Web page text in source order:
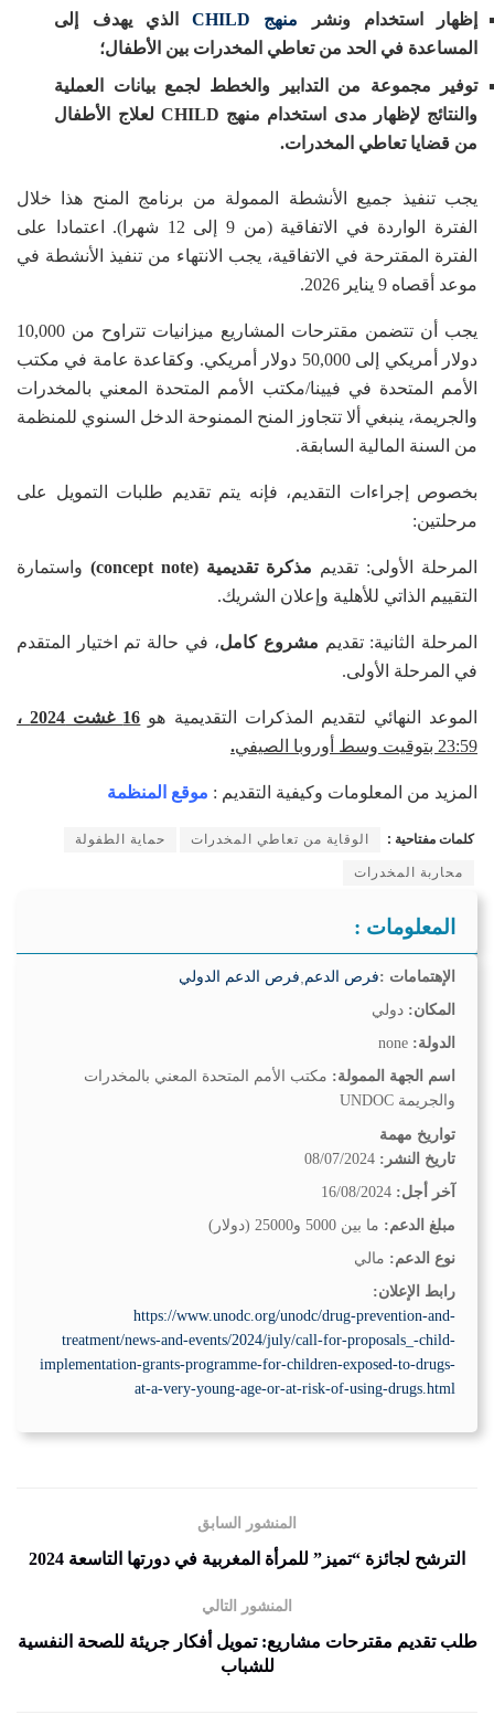
إظهار استخدام ونشر منهج CHILD
الذي يهدف إلى
المساعدة في الحد من تعاطي المخدرات بين الأطفال؛
توفير مجموعة من التدابير والخطط لجمع بيانات العملية
والنتائج لإظهار مدى استخدام منهج CHILD لعلاج الأطفال
من قضايا تعاطي المخدرات.
يجب تنفيذ جميع الأنشطة الممولة من برنامج المنح هذا خلال
الفترة الواردة في الاتفاقية (من 9 إلى 12 شهرا). اعتمادا على
الفترة المقترحة في الاتفاقية، يجب الانتهاء من تنفيذ الأنشطة في
موعد أقصاه 9 يناير 2026.
يجب أن تتضمن مقترحات المشاريع ميزانيات تتراوح من 10,000
دولار أمريكي إلى 50,000 دولار أمريكي. وكقاعدة عامة في مكتب
الأمم المتحدة في فيينا/مكتب الأمم المتحدة المعني بالمخدرات
والجريمة، ينبغي ألا تتجاوز المنح الممنوحة الدخل السنوي للمنظمة
من السنة المالية السابقة.
بخصوص إجراءات التقديم، فإنه يتم تقديم طلبات التمويل على
مرحلتين:
المرحلة الأولى: تقديم مذكرة تقديمية (concept note)
واستمارة
التقييم الذاتي للأهلية وإعلان الشريك.
المرحلة الثانية: تقديم مشروع كامل، في حالة تم اختيار المتقدم
في المرحلة الأولى.
الموعد النهائي لتقديم المذكرات التقديمية هو 16 غشت 2024 ،
23:59 بتوقيت وسط أوروبا الصيفي
.
المزيد من المعلومات وكيفية التقديم : موقع المنظمة
كلمات مفتاحية : الوقاية من تعاطي المخدرات حماية الطفولة
محاربة المخدرات
المعلومات :
الإهتمامات :فرص الدعم فرص الدعم الدولي
المكان: دولي
الدولة: none
اسم الجهة الممولة: مكتب الأمم المتحدة المعني بالمخدرات
والجريمة UNDOC
تواريخ مهمة
تاريخ النشر: 08/07/2024
آخر أجل: 16/08/2024
مبلغ الدعم: ما بين 5000 و25000 (دولار)
نوع الدعم: مالي
رابط الإعلان:
https://www.unodc.org/unodc/drug-prevention-and-
treatment/news-and-events/2024/july/call-for-proposals_-child-
implementation-grants-programme-for-children-exposed-to-drugs-
at-a-very-young-age-or-at-risk-of-using-drugs.html
المنشور السابق
الترشح لجائزة “تميز” للمرأة المغربية في دورتها التاسعة 2024
المنشور التالي
طلب تقديم مقترحات مشاريع: تمويل أفكار جريئة للصحة النفسية
للشباب